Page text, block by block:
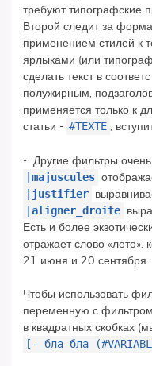
требуют типографские
Второй следит за
применением стилей к
ярлыками (или
сделать текст в
полужирным,
применяется только к
статьи - #TEXTE ,
- Другие фильтры
|majuscules
|justifier
|aligner_droite
Есть и более
отражает слово «лето»,
21 июня и 20 сентября.
Чтобы использовать
переменную с фильтром
в квадратных скобках
[- бла-бла